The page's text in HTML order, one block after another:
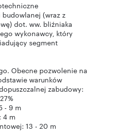
(wraz z
dot. ww. bliźniaka
wykonawcy, który
segment
Obecne pozwolenie na
warunków
zabudowy:
- 9 m
4 m
13 - 20 m